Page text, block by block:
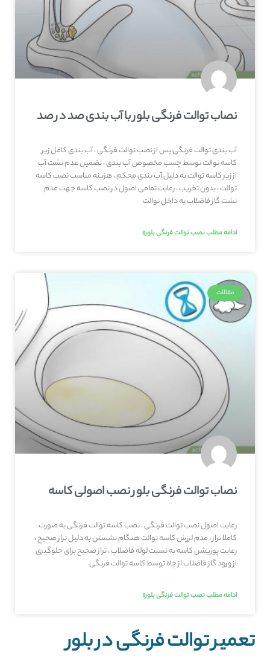
نصاب توالت فرنگی بلور با آب بندی صد در صد
آب بندی توالت فرنگی پس از نصب توالت فرنگی ، آب بندی کامل زیر
کاسه توالت توسط چسب مخصوص آب بندی ، تضمین عدم نشت آب
از زیر کاسه توالت به دلیل آب بندی محکم ، هزینه مناسب نصب کاسه
توالت ، بدون تخریب ، رعایت تمامی اصول در نصب کاسه جهت عدم
نشت گاز فاضلاب به داخل توالت
ادامه مطلب نصب توالت فرنگی بلور»
مقالات
نصاب توالت فرنگی بلور نصب اصولی کاسه
رعایت اصول نصب توالت فرنگی ، نصب کاسه توالت فرنگی به صورت
کاملا تراز ، عدم لرزش کاسه توالت هنگام نشستن به دلیل تراز صحیح ،
رعایت پوزیشن کاسه به نسبت لوله فاضلاب ، تراز صحیح برای جلوگیری
از ورود گاز فاضلاب از چاه توسط کاسه توالت فرنگی
ادامه مطلب نصب توالت فرنگی بلور»
تعمیر توالت فرنگی در بلور